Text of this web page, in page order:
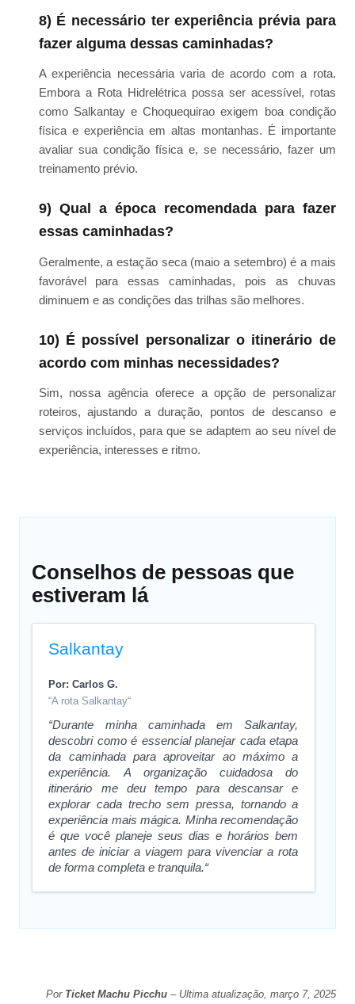
8) É necessário ter experiência prévia para
fazer alguma dessas caminhadas?
A experiência necessária varia de acordo com a rota.
Embora a Rota Hidrelétrica possa ser acessível, rotas
como Salkantay e Choquequirao exigem boa condição
física e experiência em altas montanhas. É importante
avaliar sua condição física e, se necessário, fazer um
treinamento prévio.
9) Qual a época recomendada para fazer
essas caminhadas?
Geralmente, a estação seca (maio a setembro) é a mais
favorável para essas caminhadas, pois as chuvas
diminuem e as condições das trilhas são melhores.
10) É possível personalizar o itinerário de
acordo com minhas necessidades?
Sim, nossa agência oferece a opção de personalizar
roteiros, ajustando a duração, pontos de descanso e
serviços incluídos, para que se adaptem ao seu nível de
experiência, interesses e ritmo.
Conselhos de pessoas que
estiveram lá
Salkantay
Por: Carlos G.
“A rota Salkantay“
“Durante minha caminhada em Salkantay,
descobri como é essencial planejar cada etapa
da caminhada para aproveitar ao máximo a
experiência. A organização cuidadosa do
itinerário me deu tempo para descansar e
explorar cada trecho sem pressa, tornando a
experiência mais mágica. Minha recomendação
é que você planeje seus dias e horários bem
antes de iniciar a viagem para vivenciar a rota
de forma completa e tranquila.“
Por Ticket Machu Picchu– Ultima atualização, março 7, 2025